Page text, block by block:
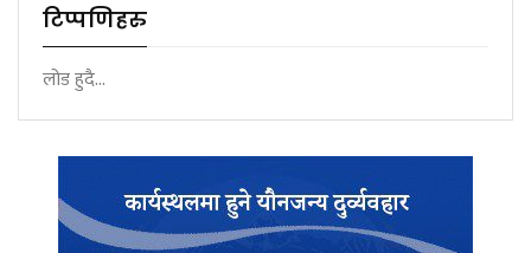
टिप्पणिहरु
लोड हुदै...